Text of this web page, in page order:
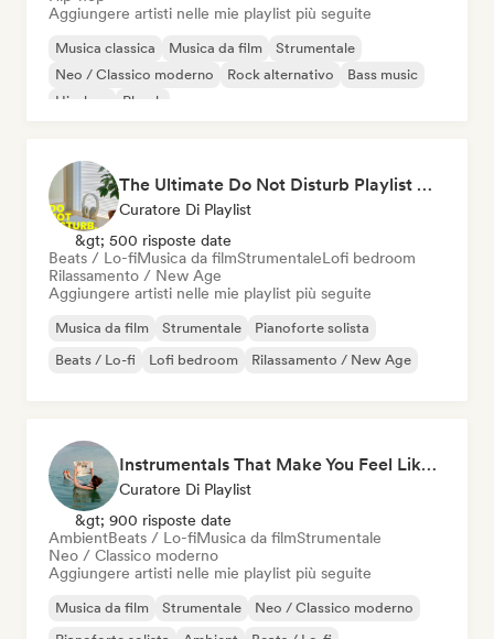
Aggiungere artisti nelle mie playlist più seguite
Musica classica Musica da film
Strumentale
Neo / Classico moderno
Rock alternativo
Bass music
Hip-hop
Phonk
The Ultimate Do Not Disturb Playlist 🔕 Neo-Classical & Ambient Piano
Curatore Di Playlist
&gt; 500 risposte date
Beats / Lo-fiMusica da filmStrumentaleLofi bedroom
Rilassamento / New Age
Aggiungere artisti nelle mie playlist più seguite
Musica da film Strumentale
Pianoforte solista
Beats / Lo-fi
Lofi bedroom Rilassamento / New Age
Instrumentals That Make You Feel Like Floating
Curatore Di Playlist
&gt; 900 risposte date
AmbientBeats / Lo-fiMusica da filmStrumentale
Neo / Classico moderno
Aggiungere artisti nelle mie playlist più seguite
Musica da film Strumentale
Neo / Classico moderno